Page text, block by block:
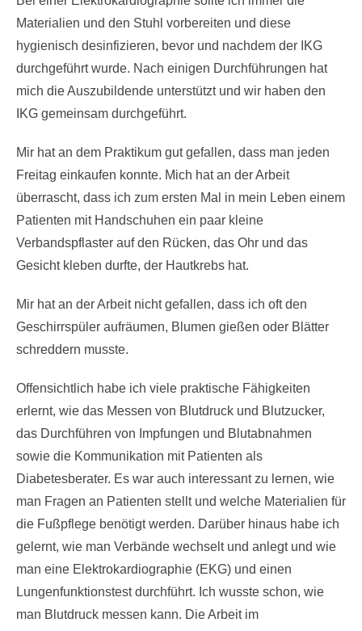
Materialien und den Stuhl vorbereiten und diese
hygienisch desinfizieren, bevor und nachdem der IKG
durchgeführt wurde. Nach einigen Durchführungen hat
mich die Auszubildende unterstützt und wir haben den
IKG gemeinsam durchgeführt.
Mir hat an dem Praktikum gut gefallen, dass man jeden
Freitag einkaufen konnte. Mich hat an der Arbeit
überrascht, dass ich zum ersten Mal in mein Leben einem
Patienten mit Handschuhen ein paar kleine
Verbandspflaster auf den Rücken, das Ohr und das
Gesicht kleben durfte, der Hautkrebs hat.
Mir hat an der Arbeit nicht gefallen, dass ich oft den
Geschirrspüler aufräumen, Blumen gießen oder Blätter
schreddern musste.
Offensichtlich habe ich viele praktische Fähigkeiten
erlernt, wie das Messen von Blutdruck und Blutzucker,
das Durchführen von Impfungen und Blutabnahmen
sowie die Kommunikation mit Patienten als
Diabetesberater. Es war auch interessant zu lernen, wie
man Fragen an Patienten stellt und welche Materialien für
die Fußpflege benötigt werden. Darüber hinaus habe ich
gelernt, wie man Verbände wechselt und anlegt und wie
man eine Elektrokardiographie (EKG) und einen
Lungenfunktionstest durchführt. Ich wusste schon, wie
man Blutdruck messen kann. Die Arbeit im